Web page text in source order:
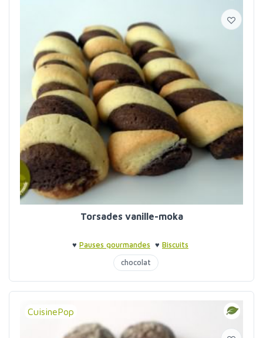
Torsades vanille-moka
♥ Pauses gourmandes ♥ Biscuits
chocolat
CuisinePop